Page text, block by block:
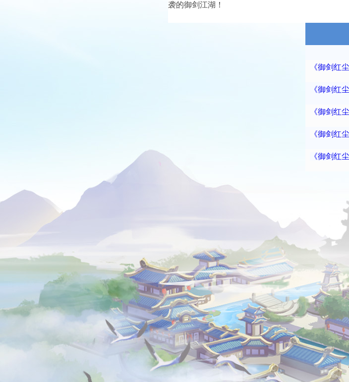
袭的御剑江湖！
《御剑红
《御剑红
《御剑红
《御剑红
《御剑红